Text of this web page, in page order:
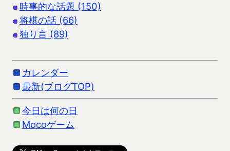
時事的な話題 (150)
将棋の話 (66)
独り言 (89)
カレンダー
最新(ブログTOP)
今日は何の日
Mocoゲーム